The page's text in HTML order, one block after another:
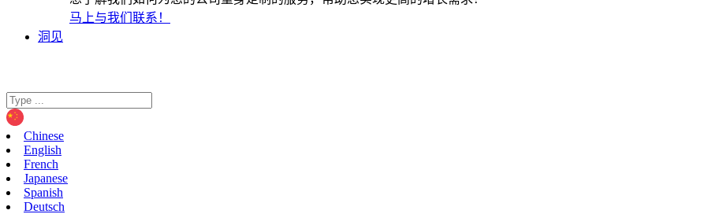
马上与我们联系！
洞见
Chinese
English
French
Japanese
Spanish
Deutsch